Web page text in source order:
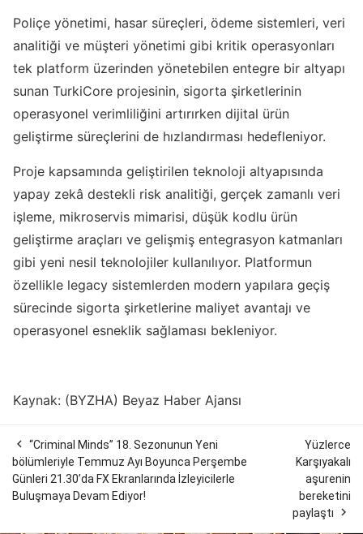
Poliçe yönetimi, hasar süreçleri, ödeme sistemleri, veri
analitiği ve müşteri yönetimi gibi kritik operasyonları
tek platform üzerinden yönetebilen entegre bir altyapı
sunan TurkiCore projesinin, sigorta şirketlerinin
operasyonel verimliliğini artırırken dijital ürün
geliştirme süreçlerini de hızlandırması hedefleniyor.
Proje kapsamında geliştirilen teknoloji altyapısında
yapay zekâ destekli risk analitiği, gerçek zamanlı veri
işleme, mikroservis mimarisi, düşük kodlu ürün
geliştirme araçları ve gelişmiş entegrasyon katmanları
gibi yeni nesil teknolojiler kullanılıyor. Platformun
özellikle legacy sistemlerden modern yapılara geçiş
sürecinde sigorta şirketlerine maliyet avantajı ve
operasyonel esneklik sağlaması bekleniyor.
Kaynak: (BYZHA) Beyaz Haber Ajansı
 “Criminal Minds” 18. Sezonunun Yeni
bölümleriyle Temmuz Ayı Boyunca Perşembe
Günleri 21.30’da FX Ekranlarında İzleyicilerle
Buluşmaya Devam Ediyor!
Yüzlerce
Karşıyakalı
aşurenin
bereketini
paylaştı
